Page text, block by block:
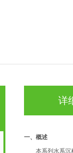
详
一、概述
本系列水系沉